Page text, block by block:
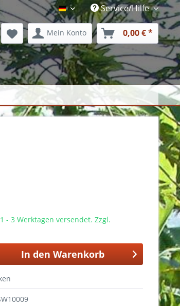
Barktex ShopService/Hilfe
Mein Konto 0,00 € *
- 3 Werktagen versendet. Zzgl.
In den Warenkorb